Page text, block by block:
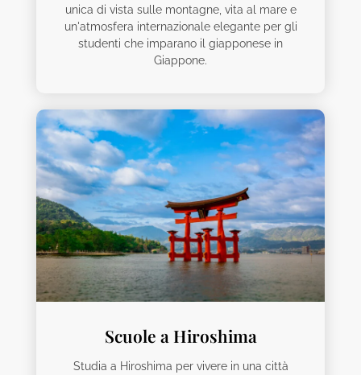
unica di vista sulle montagne, vita al mare e
un'atmosfera internazionale elegante per gli
studenti che imparano il giapponese in
Giappone.
Scuole a Hiroshima
Studia a Hiroshima per vivere in una città